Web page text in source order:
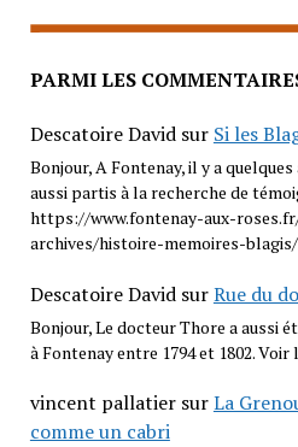
PARMI LES
Descatoire Davidsur Si les
Bonjour, A Fontenay, il y a
aussi partis à la recherche de
https://www.fontenay-aux-
archives/histoire-memoires-
Descatoire DavidsurRue du
Bonjour, Le docteur Thore a aussi
à Fontenay entre 1794 et 1802.
vincent pallatiersurLa
comme un cabri